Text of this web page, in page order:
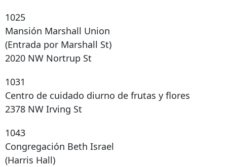
1025
Mansión Marshall Union
(Entrada por Marshall St)
2020 NW Nortrup St
1031
Centro de cuidado diurno de frutas y flores
2378 NW Irving St
1043
Congregación Beth Israel
(Harris Hall)